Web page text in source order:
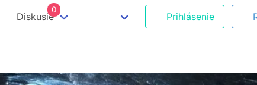
Diskusie
0
Prihlásenie